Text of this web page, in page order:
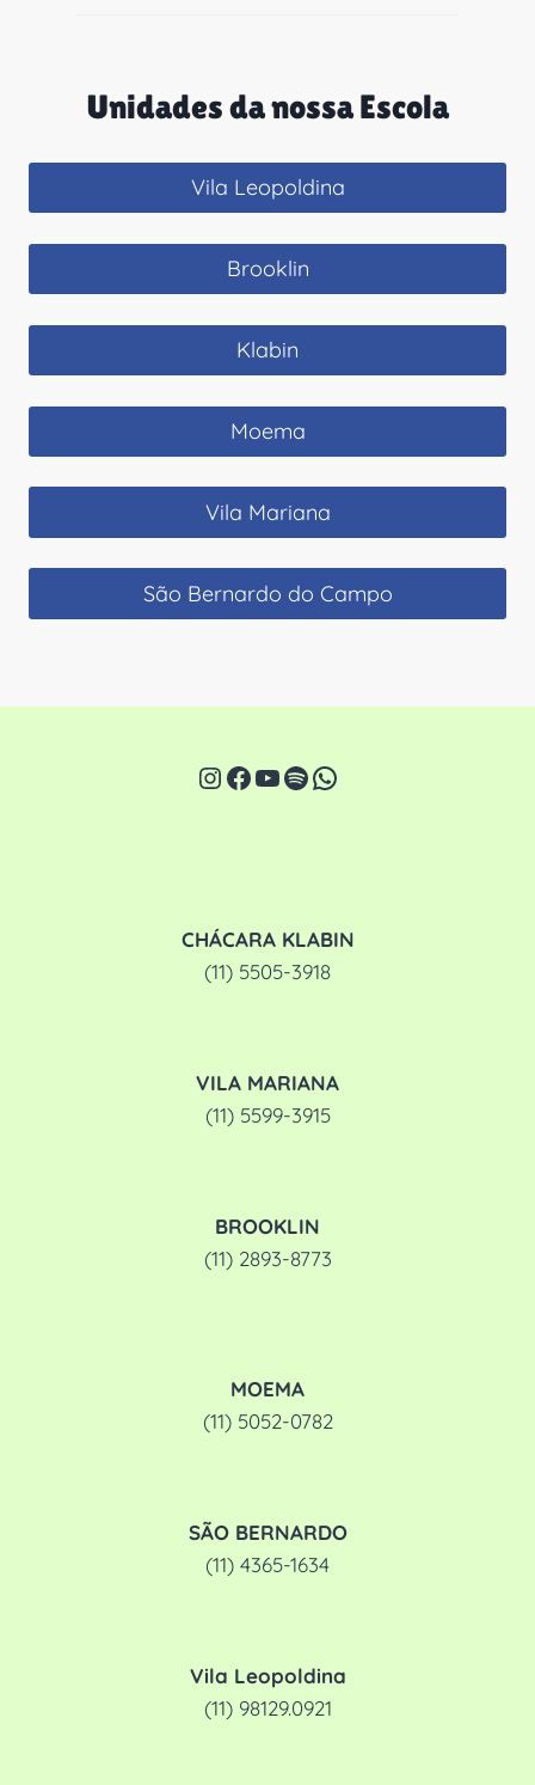
Unidades da nossa Escola
Vila Leopoldina
Brooklin
Klabin
Moema
Vila Mariana
São Bernardo do Campo
Instagram
Facebook
Youtube
Spotify
WhatsApp
CHÁCARA KLABIN
(11) 5505-3918
VILA MARIANA
(11) 5599-3915
BROOKLIN
(11) 2893-8773
MOEMA
(11) 5052-0782
SÃO BERNARDO
(11) 4365-1634
Vila Leopoldina
(11) 98129.0921